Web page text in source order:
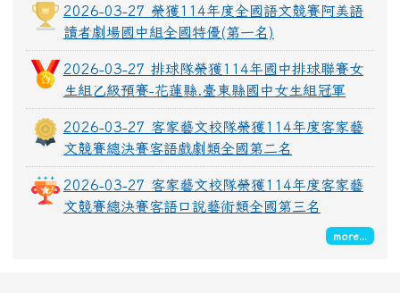
2026-03-27 榮獲114年度全國語文競賽阿美語
讀者劇場國中組全國特優(第一名)
2026-03-27 排球隊榮獲114年國中排球聯賽女
生組乙級預賽-花蓮縣.臺東縣國中女生組冠軍
2026-03-27 客家藝文校隊榮獲114年度客家藝
文競賽總決賽客語戲劇類全國第二名
2026-03-27 客家藝文校隊榮獲114年度客家藝
文競賽總決賽客語口說藝術類全國第三名
more...